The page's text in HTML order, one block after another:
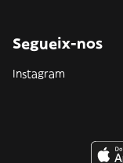
Segueix-nos
Instagram